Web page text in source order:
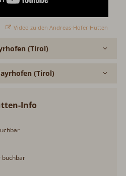
Video zu den Andreas-Hofer Hütten
(Tirol)
(Tirol)
Info
buchbar